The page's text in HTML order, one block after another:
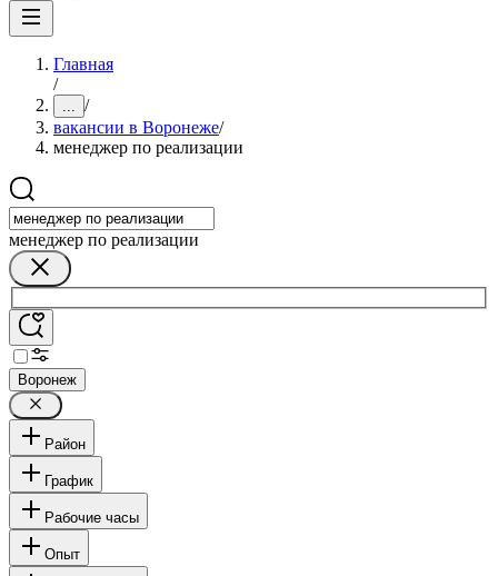
Главная
/
... /
вакансии в Воронеже/
менеджер по реализации
менеджер по реализации
Воронеж
Район
График
Рабочие часы
Опыт